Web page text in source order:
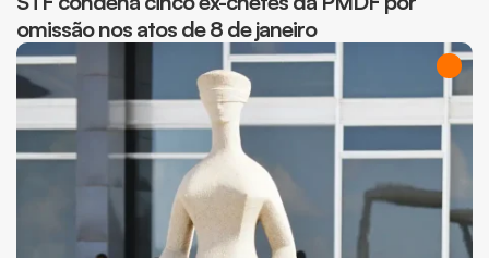
omissão nos atos de 8 de janeiro